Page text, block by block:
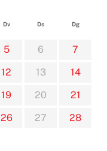
Dv Ds Dg
5 6
7
12 13
14
19 20
21
26 27
28